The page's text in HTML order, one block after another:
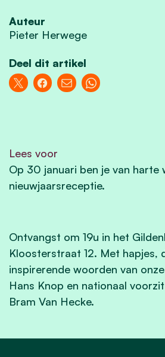
Auteur
Pieter Herwege
Deel dit artikel
Lees voor
Op 30 januari ben je van harte
nieuwjaarsreceptie.
Ontvangst om 19u in het
Kloosterstraat 12. Met hapjes,
inspirerende woorden van
Hans Knop en nationaal
Bram Van Hecke.